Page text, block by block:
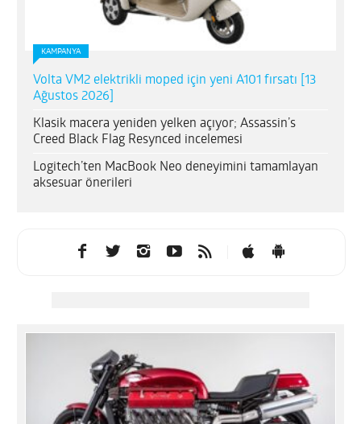
KAMPANYA
Volta VM2 elektrikli moped için yeni A101 fırsatı [13
Ağustos 2026]
Klasik macera yeniden yelken açıyor; Assassin’s
Creed Black Flag Resynced incelemesi
Logitech’ten MacBook Neo deneyimini tamamlayan
aksesuar önerileri